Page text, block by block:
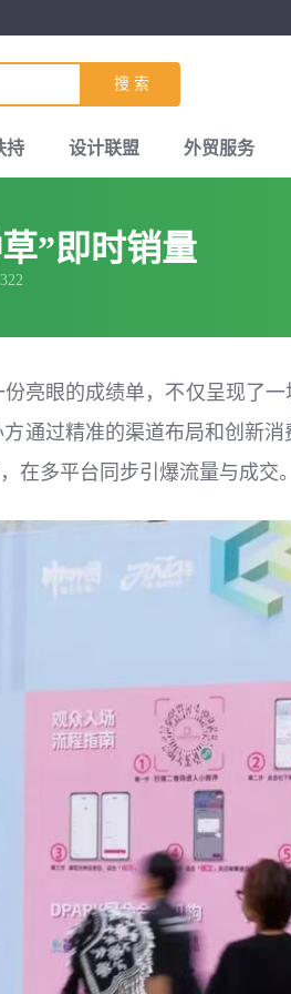
搜 索
持 设计联盟 外贸服务
”即时销量
亮眼的成绩单，不仅呈现了
通过精准的渠道布局和创新
在多平台同步引爆流量与成交。